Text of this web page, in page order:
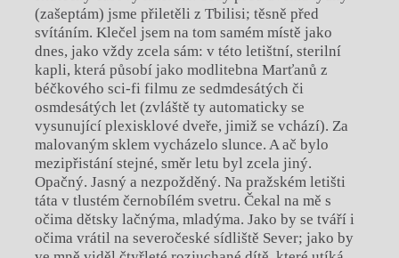
(zašeptám) jsme přiletěli z Tbilisi; těsně před
svítáním. Klečel jsem na tom samém místě jako
dnes, jako vždy zcela sám: v této letištní, sterilní
kapli, která působí jako modlitebna Marťanů z
béčkového sci-fi filmu ze sedmdesátých či
osmdesátých let (zvláště ty automaticky se
vysunující plexisklové dveře, jimiž se vchází). Za
malovaným sklem vycházelo slunce. A ač bylo
mezipřistání stejné, směr letu byl zcela jiný.
Opačný. Jasný a nezpožděný. Na pražském letišti
táta v tlustém černobílém svetru. Čekal na mě s
očima dětsky lačnýma, mladýma. Jako by se tváří i
očima vrátil na severočeské sídliště Sever; jako by